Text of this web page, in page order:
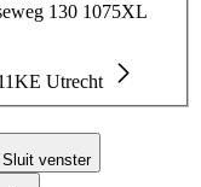
130 1075XL
Utrecht
Sluit venster